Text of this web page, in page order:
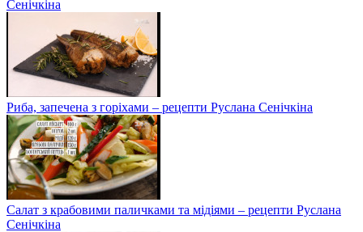
Сенічкіна
Риба, запечена з горіхами – рецепти Руслана Сенічкіна
Салат з крабовими паличками та мідіями – рецепти Руслана
Сенічкіна